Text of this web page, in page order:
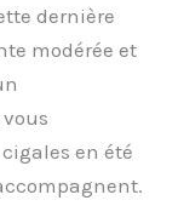
dernière
modérée et
en été